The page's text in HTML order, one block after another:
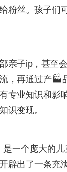
粉丝。孩子们
亲子ip，甚至
，再通过产
专业知识和影
识变现。
是一个庞大的
辟出了一条充